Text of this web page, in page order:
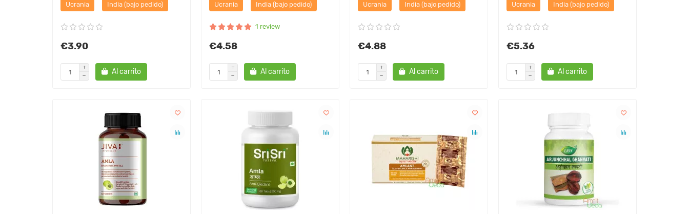
Ucrania India (bajo pedido)
€3.90
Al carrito
Ucrania India (bajo pedido)
1 review
€4.58
Al carrito
Ucrania India (bajo pedido)
€4.88
Al carrito
Ucrania India (bajo pedido)
€5.36
Al carrito